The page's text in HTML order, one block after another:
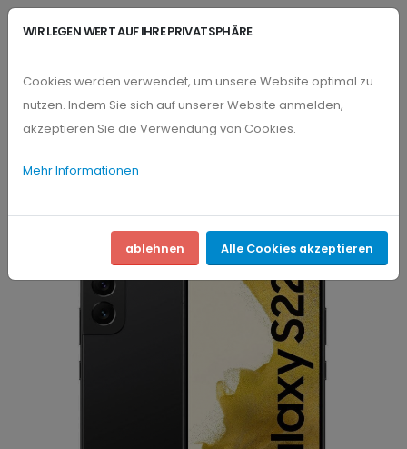
PRODUKTE SAMSUNG
WIR LEGEN WERT AUF IHRE PRIVATSPHÄRE
Cookies werden verwendet, um unsere Website optimal zu
nutzen. Indem Sie sich auf unserer Website anmelden,
akzeptieren Sie die Verwendung von Cookies.
Mehr Informationen
ablehnen Alle Cookies akzeptieren